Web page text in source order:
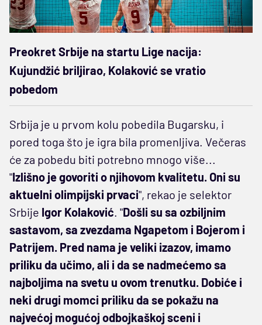
Preokret Srbije na startu Lige nacija:
Kujundžić briljirao, Kolaković se vratio
pobedom
Srbija je u prvom kolu pobedila Bugarsku, i
pored toga što je igra bila promenljiva. Večeras
će za pobedu biti potrebno mnogo više...
"Izlišno je govoriti o njihovom kvalitetu. Oni su
aktuelni olimpijski prvaci", rekao je selektor
Srbije Igor Kolaković . "Došli su sa ozbiljnim
sastavom, sa zvezdama Ngapetom i Bojerom i
Patrijem. Pred nama je veliki izazov, imamo
priliku da učimo, ali i da se nadmećemo sa
najboljima na svetu u ovom trenutku. Dobiće i
neki drugi momci priliku da se pokažu na
najvećoj mogućoj odbojkaškoj sceni i